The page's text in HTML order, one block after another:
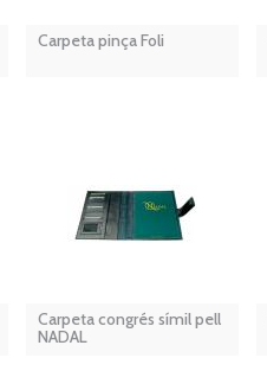
Carpeta pinça Foli
Carpeta congrés símil pell
NADAL